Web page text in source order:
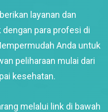
layanan dan
para profesi di
Anda untuk
peliharaan mulai dari
kesehatan.
melalui link di bawah